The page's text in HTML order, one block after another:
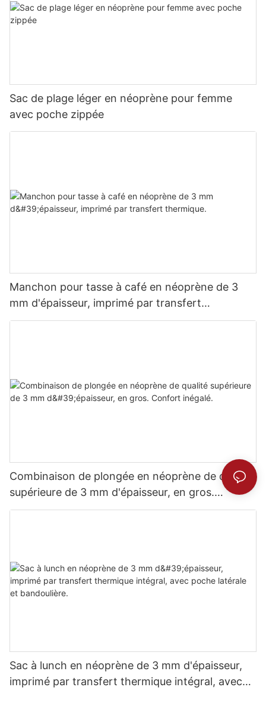
Sac de plage léger en néoprène pour femme
avec poche zippée
Manchon pour tasse à café en néoprène de 3
mm d'épaisseur, imprimé par transfert
thermique.
Combinaison de plongée en néoprène de qualité
supérieure de 3 mm d'épaisseur, en gros.
Confort inégalé.
Sac à lunch en néoprène de 3 mm d'épaisseur,
imprimé par transfert thermique intégral, avec